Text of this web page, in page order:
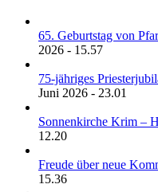
65. Geburtstag von
2026 - 15.57
75-jähriges
Juni 2026 - 23.01
Sonnenkirche Krim –
12.20
Freude über neue
15.36